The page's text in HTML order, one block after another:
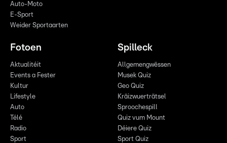
Auto-Moto
E-Sport
Weider Sportaarten
Fotoen
Aktualitéit
Events a Fester
Kultur
Lifestyle
Auto
Télé
Radio
Sport
Spilleck
Allgemengwëssen
Musek Quiz
Geo Quiz
Kräizwuerträtsel
Sproochespill
Quiz vum Mount
Déiere Quiz
Sport Quiz